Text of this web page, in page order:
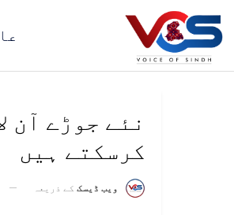
نئے جوڑے آن
کرسکتے ہیں
ویب ڈیسک کے ذریعہ